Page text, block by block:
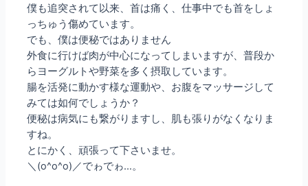
僕も追突されて以来、首は痛く、仕事中でも首をしょ
っちゅう傷めています。
でも、僕は便秘ではありません
外食に行けば肉が中心になってしまいますが、普段か
らヨーグルトや野菜を多く摂取しています。
腸を活発に動かす様な運動や、お腹をマッサージして
みては如何でしょうか？
便秘は病気にも繋がりますし、肌も張りがなくなりま
すね。
とにかく、頑張って下さいませ。
＼(o^o^o)／でゎでゎ…。